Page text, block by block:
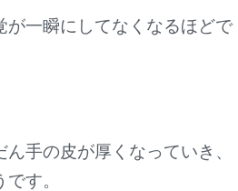
が一瞬にしてなくなるほどで
手の皮が厚くなっていき、
す。